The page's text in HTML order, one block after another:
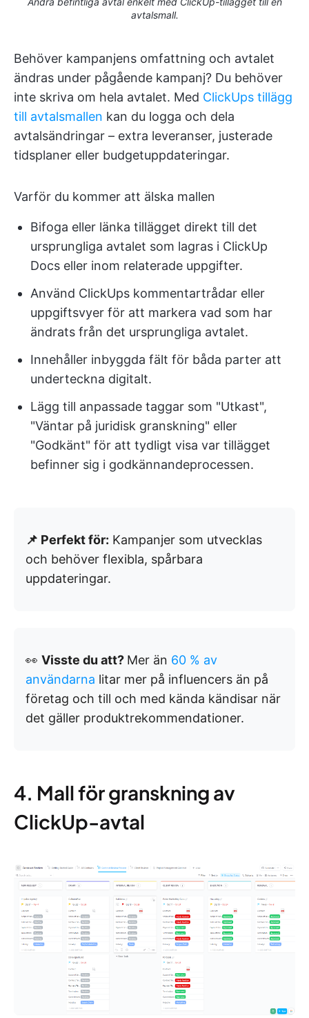
avtalsmall.
Behöver kampanjens omfattning och avtalet
ändras under pågående kampanj? Du behöver
inte skriva om hela avtalet. Med ClickUps tillägg
till avtalsmallen kan du logga och dela
avtalsändringar – extra leveranser, justerade
tidsplaner eller budgetuppdateringar.
Varför du kommer att älska mallen
Bifoga eller länka tillägget direkt till det
ursprungliga avtalet som lagras i ClickUp
Docs eller inom relaterade uppgifter.
Använd ClickUps kommentartrådar eller
uppgiftsvyer för att markera vad som har
ändrats från det ursprungliga avtalet.
Innehåller inbyggda fält för båda parter att
underteckna digitalt.
Lägg till anpassade taggar som "Utkast",
"Väntar på juridisk granskning" eller
"Godkänt" för att tydligt visa var tillägget
befinner sig i godkännandeprocessen.
📌 Perfekt för: Kampanjer som utvecklas
och behöver flexibla, spårbara
uppdateringar.
👀 Visste du att? Mer än 60 % av
användarna litar mer på influencers än på
företag och till och med kända kändisar när
det gäller produktrekommendationer.
4. Mall för granskning av
ClickUp-avtal